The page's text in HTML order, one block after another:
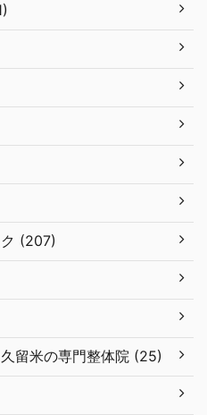
(207)
留米の専門整体院 (25)